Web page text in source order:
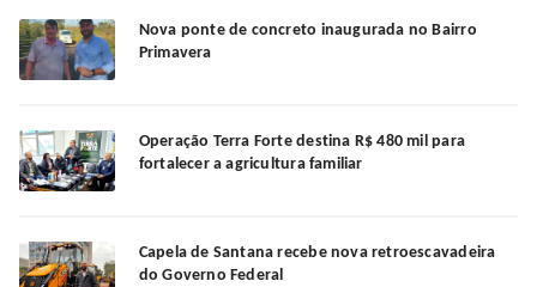
Nova ponte de concreto inaugurada no Bairro
Primavera
Operação Terra Forte destina R$ 480 mil para
fortalecer a agricultura familiar
Capela de Santana recebe nova retroescavadeira
do Governo Federal